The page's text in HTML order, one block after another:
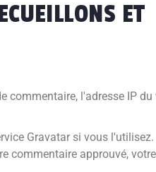
ET
commentaire, l'adresse IP du
Gravatar si vous
commentaire approuvé,